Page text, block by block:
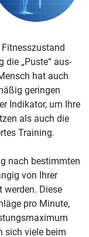
„Puste“ aus-
hat auch
geringen
Indikator, um Ihre
als auch die
Training.
nach bestimmten
von Ihrer
werden. Diese
pro Minute,
sich viele beim